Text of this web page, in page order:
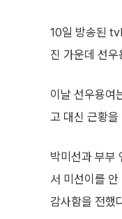
10일 방송된
진 가운데 선
이날 선우용여
고 대신 근황을
박미선과 부부
서 미선이를
감사함을 전했